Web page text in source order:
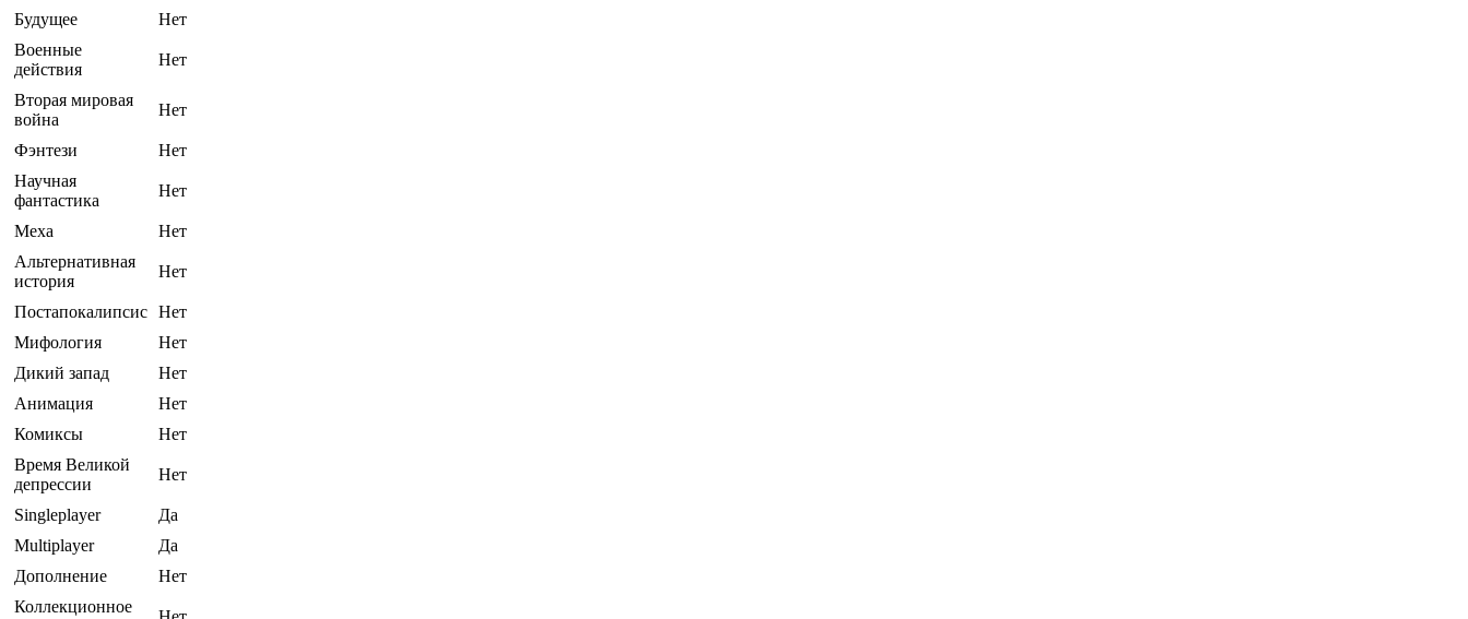
Будущее
Нет
Военные
действия
Нет
Вторая мировая
война
Нет
Фэнтези
Нет
Научная
фантастика
Нет
Меха
Нет
Альтернативная
история
Нет
Постапокалипсис Нет
Мифология
Нет
Дикий запад
Нет
Анимация
Нет
Комиксы
Нет
Время Великой
депрессии
Нет
Singleplayer
Да
Multiplayer
Да
Дополнение
Нет
Коллекционное